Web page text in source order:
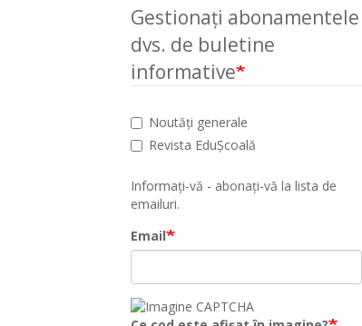
Gestionați abonamentele
dvs. de buletine
informative
Noutăți generale
Revista EduȘcoală
Informați-vă - abonați-vă la lista de
emailuri.
Email